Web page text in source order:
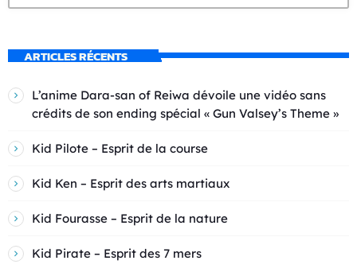
ARTICLES RÉCENTS
L’anime Dara-san of Reiwa dévoile une vidéo sans
crédits de son ending spécial « Gun Valsey’s Theme »
Kid Pilote – Esprit de la course
Kid Ken – Esprit des arts martiaux
Kid Fourasse – Esprit de la nature
Kid Pirate – Esprit des 7 mers